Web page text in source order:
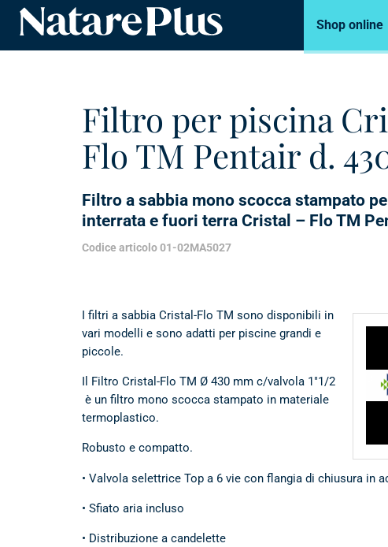
Shop online
Filtro per piscina
Flo TM Pentair d.
Filtro a sabbia mono scocca stampato
interrata e fuori terra Cristal – Flo TM
Codice articolo 01-02MA5027
I filtri a sabbia Cristal-Flo TM sono disponibili in
vari modelli e sono adatti per piscine grandi e
piccole.
Il Filtro Cristal-Flo TM Ø 430 mm c/valvola 1"1/2
è un filtro mono scocca stampato in materiale
termoplastico.
Robusto e compatto.
• Valvola selettrice Top a 6 vie con flangia di chiusura in
• Sfiato aria incluso
• Distribuzione a candelette